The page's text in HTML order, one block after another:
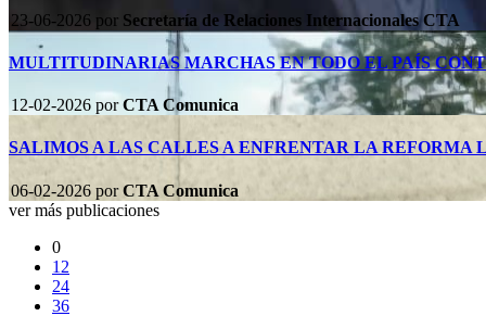
23-06-2026 por Secretaría de Relaciones Internacionales CTA
MULTITUDINARIAS MARCHAS EN TODO EL PAÍS
12-02-2026porCTA Comunica
SALIMOS A LAS CALLES A ENFRENTAR LA REFORMA
06-02-2026porCTA Comunica
ver más publicaciones
0
12
24
36